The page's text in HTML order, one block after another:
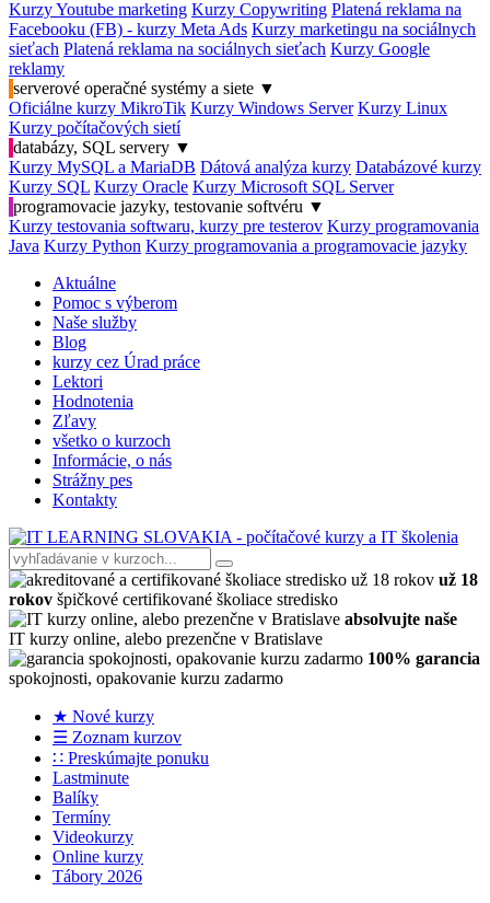
Kurzy Youtube marketing Kurzy Copywriting Platená reklama na
Facebooku (FB) - kurzy Meta Ads Kurzy marketingu na sociálnych
sieťach Platená reklama na sociálnych sieťach Kurzy Google
reklamy
serverové operačné systémy a siete ▼
Oficiálne kurzy MikroTik Kurzy Windows Server Kurzy Linux
Kurzy počítačových sietí
databázy, SQL servery ▼
Kurzy MySQL a MariaDB Dátová analýza kurzy Databázové kurzy
Kurzy SQL Kurzy Oracle Kurzy Microsoft SQL Server
programovacie jazyky, testovanie softvéru ▼
Kurzy testovania softwaru, kurzy pre testerov Kurzy programovania
Java Kurzy Python Kurzy programovania a programovacie jazyky
Aktuálne
Pomoc s výberom
Naše služby
Blog
kurzy cez Úrad práce
Lektori
Hodnotenia
Zľavy
všetko o kurzoch
Informácie, o nás
Strážny pes
Kontakty
už 18
rokov špičkové certifikované školiace stredisko
absolvujte naše
IT kurzy online, alebo prezenčne v Bratislave
100% garancia
spokojnosti, opakovanie kurzu zadarmo
★ Nové kurzy
☰ Zoznam kurzov
∷ Preskúmajte ponuku
Lastminute
Balíky
Termíny
Videokurzy
Online kurzy
Tábory 2026